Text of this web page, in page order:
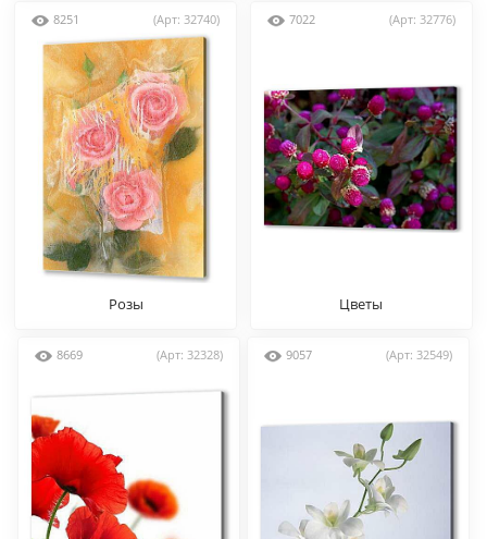
8251 (Арт: 32740)
Розы
7022 (Арт: 32776)
Цветы
8669 (Арт: 32328) 9057 (Арт: 32549)